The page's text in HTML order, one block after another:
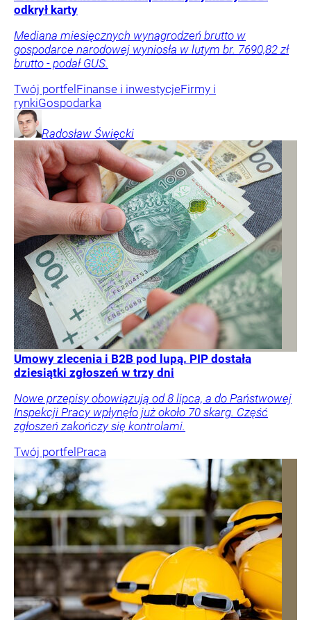
odkrył karty
Mediana miesięcznych wynagrodzeń brutto w
gospodarce narodowej wyniosła w lutym br. 7690,82 zł
brutto - podał GUS.
Twój portfelFinanse i inwestycjeFirmy i
rynkiGospodarka
Radosław Święcki
Umowy zlecenia i B2B pod lupą. PIP dostała
dziesiątki zgłoszeń w trzy dni
Nowe przepisy obowiązują od 8 lipca, a do Państwowej
Inspekcji Pracy wpłynęło już około 70 skarg. Część
zgłoszeń zakończy się kontrolami.
Twój portfelPraca